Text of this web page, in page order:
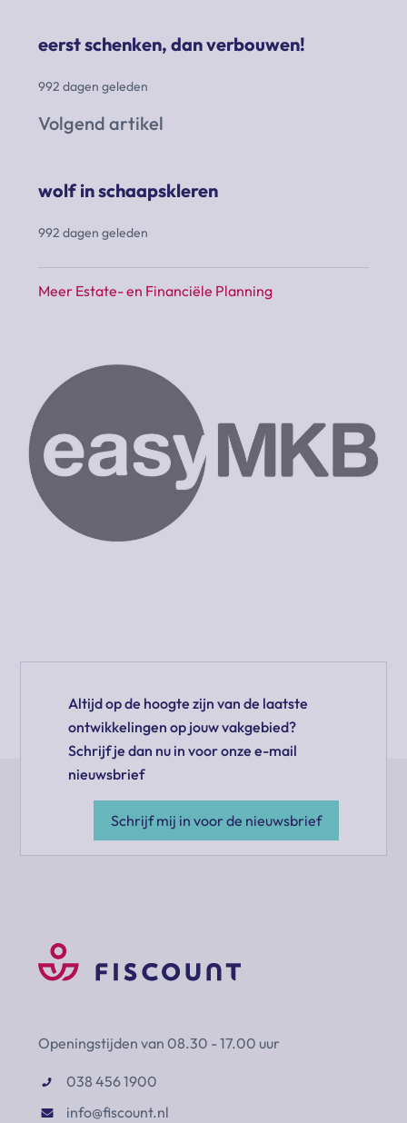
eerst schenken, dan verbouwen!
992 dagen geleden
Volgend artikel
wolf in schaapskleren
992 dagen geleden
Meer Estate- en Financiële Planning
Altijd op de hoogte zijn van de laatste
ontwikkelingen op jouw vakgebied?
Schrijf je dan nu in voor onze e-mail
nieuwsbrief
Schrijf mij in voor de nieuwsbrief
Openingstijden van 08.30 - 17.00 uur
038 456 1900
info@fiscount.nl